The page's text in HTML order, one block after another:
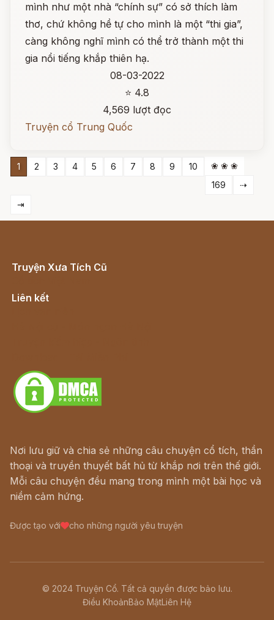
mình như một nhà “chính sự” có sở thích làm
thơ, chứ không hề tự cho mình là một “thi gia”,
càng không nghĩ mình có thể trở thành một thi
gia nổi tiếng khắp thiên hạ.
08-03-2022
⭐ 4.8
4,569 lượt đọc
Truyện cổ Trung Quốc
1 2 3 4 5 6 7 8 9 10
❀ ❀ ❀
169
⇢
⇥
Truyện Xưa Tích Cũ
Liên kết
Nơi lưu giữ và chia sẻ những câu chuyện cổ tích, thần
thoại và truyền thuyết bất hủ từ khắp nơi trên thế giới.
Mỗi câu chuyện đều mang trong mình một bài học và
niềm cảm hứng.
Được tạo với cho những người yêu truyện
© 2024 Truyện Cổ. Tất cả quyền được bảo lưu.
Điều KhoảnBảo MậtLiên Hệ